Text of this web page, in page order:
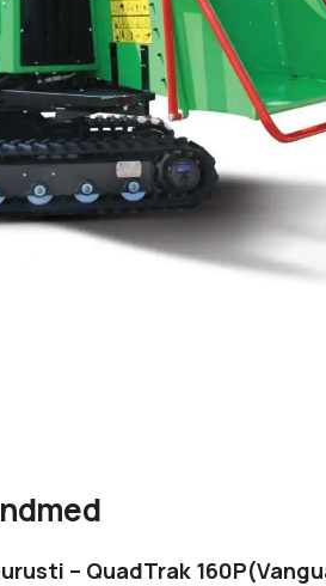
– QuadTrak